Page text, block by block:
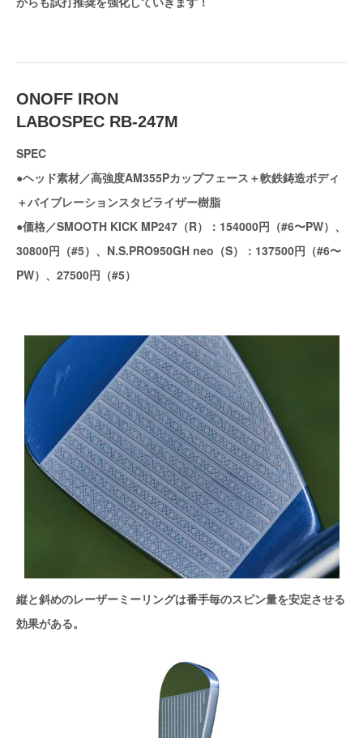
ONOFF IRON
LABOSPEC RB-247M
SPEC
●ヘッド素材／高強度AM355Pカップフェース＋軟鉄鋳造ボディ
＋バイブレーションスタビライザー樹脂
●価格／SMOOTH KICK MP247（R）：154000円（#6〜PW）、
30800円（#5）、N.S.PRO950GH neo（S）：137500円（#6〜
PW）、27500円（#5）
縦と斜めのレーザーミーリングは番手毎のスピン量を安定させる
効果がある。